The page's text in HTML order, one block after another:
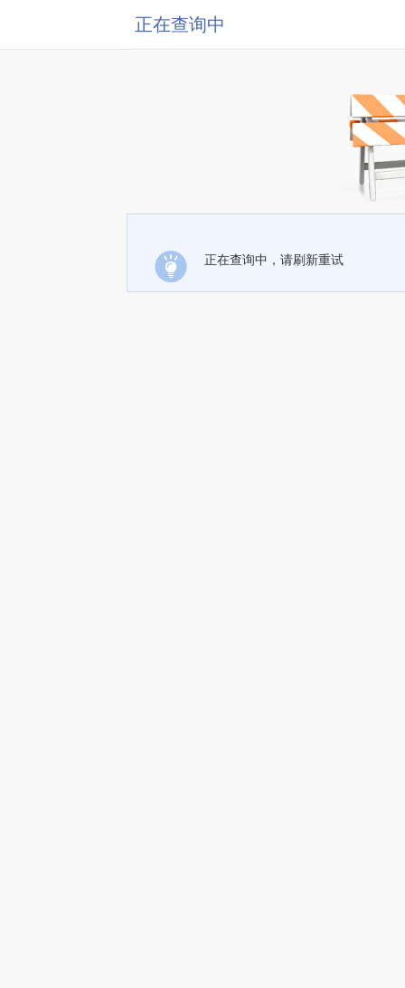
正在查询中
正在查询中，请刷新重试